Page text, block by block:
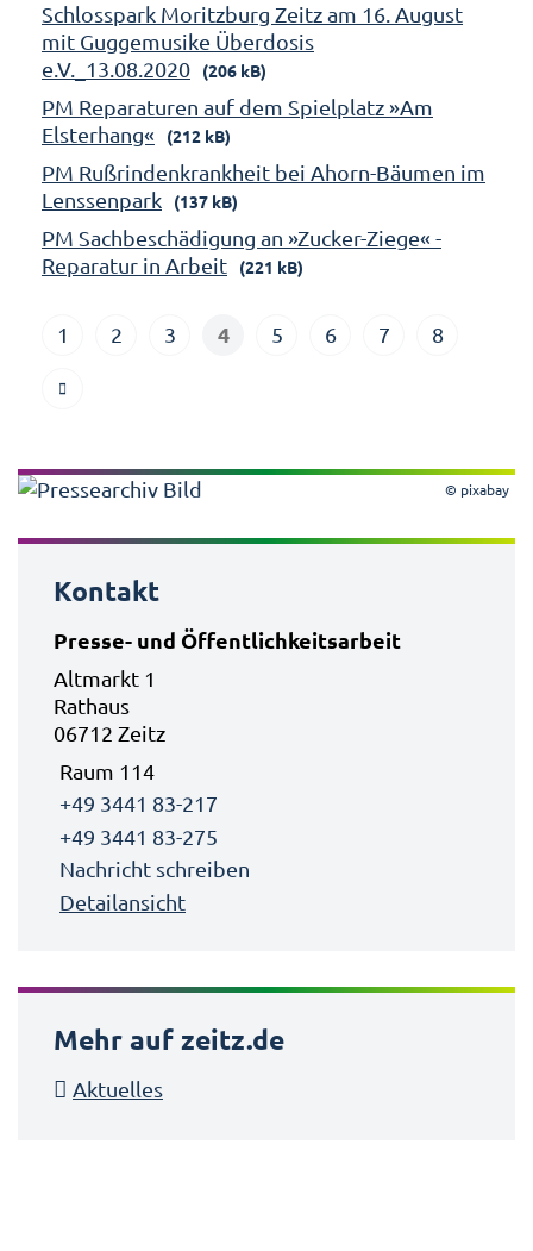
Schlosspark Moritzburg Zeitz am 16. August
mit Guggemusike Überdosis
e.V._13.08.2020
(206 kB)
PM Reparaturen auf dem Spielplatz »Am
Elsterhang«
(212 kB)
PM Rußrindenkrankheit bei Ahorn-Bäumen im
Lenssenpark
(137 kB)
PM Sachbeschädigung an »Zucker-Ziege« -
Reparatur in Arbeit
(221 kB)
1 2 3 4 5 6 7 8
© pixabay
Kontakt
Presse- und Öffentlichkeitsarbeit
Altmarkt 1
Rathaus
06712 Zeitz
Raum 114
+49 3441 83-217
+49 3441 83-275
Nachricht schreiben
Detailansicht
Mehr auf zeitz.de
Aktuelles